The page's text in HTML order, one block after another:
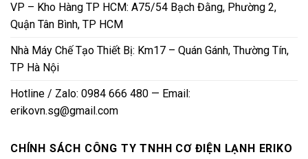
VP – Kho Hàng TP HCM: A75/54 Bạch Đằng, Phường 2,
Quận Tân Bình, TP HCM
Nhà Máy Chế Tạo Thiết Bị: Km17 – Quán Gánh, Thường Tín,
TP Hà Nội
Hotline / Zalo: 0984 666 480 — Email:
erikovn.sg@gmail.com
CHÍNH SÁCH CÔNG TY TNHH CƠ ĐIỆN LẠNH ERIKO